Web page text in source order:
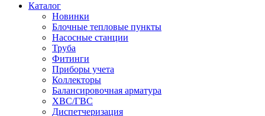
Каталог
Новинки
Блочные тепловые пункты
Насосные станции
Труба
Фитинги
Приборы учета
Коллекторы
Балансировочная арматура
ХВС/ГВС
Диспетчеризация